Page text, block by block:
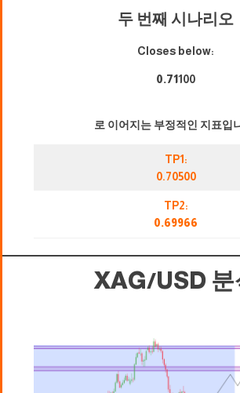
두 번째 시나리오
Closes below:
0.71100
로 이어지는 부정적인 지표입
TP1:
0.70500
TP2:
0.69966
XAG/USD 분